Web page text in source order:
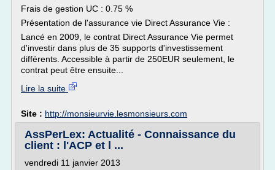
Frais de gestion UC : 0.75 %
Présentation de l'assurance vie Direct Assurance Vie :
Lancé en 2009, le contrat Direct Assurance Vie permet
d'investir dans plus de 35 supports d'investissement
différents. Accessible à partir de 250EUR seulement, le
contrat peut être ensuite...
Lire la suite
Site : http://monsieurvie.lesmonsieurs.com
AssPerLex: Actualité - Connaissance du
client : l'ACP et l ...
vendredi 11 janvier 2013